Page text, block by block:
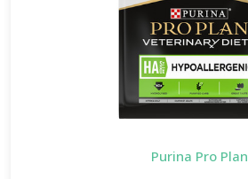
Purina Pro Plan